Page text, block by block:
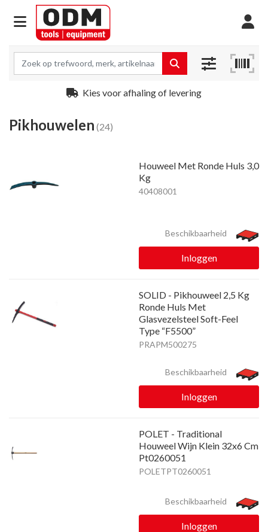
Kies voor afhaling of levering
Pikhouwelen (24)
Houweel Met Ronde Huls 3,0
Kg
40408001
Beschikbaarheid
Inloggen
SOLID - Pikhouweel 2,5 Kg
Ronde Huls Met
Glasvezelsteel Soft-Feel
Type “F5500”
PRAPM500275
Beschikbaarheid
Inloggen
POLET - Traditional
Houweel Wijn Klein 32x6 Cm
Pt0260051
POLETPT0260051
Beschikbaarheid
Inloggen